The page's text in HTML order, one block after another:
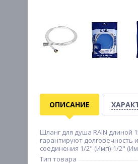
ОПИСАНИЕ
Шланг для душа RAIN длиной
гарантируют долговечность
соединения 1/2" (Имп)-1/2"
Тип товара